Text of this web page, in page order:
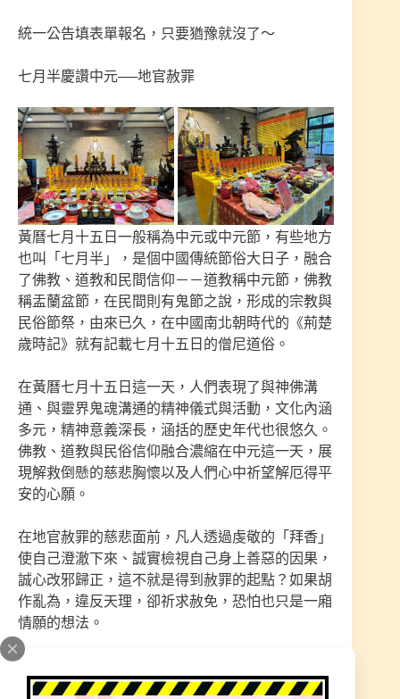
統一公告填表單報名，只要猶豫就沒了～
七月半慶讚中元──地官赦罪
黃曆七月十五日一般稱為中元或中元節，有些地方
也叫「七月半」，是個中國傳統節俗大日子，融合
了佛教、道教和民間信仰－－道教稱中元節，佛教
稱盂蘭盆節，在民間則有鬼節之說，形成的宗教與
民俗節祭，由來已久，在中國南北朝時代的《荊楚
歲時記》就有記載七月十五日的僧尼道俗。
在黃曆七月十五日這一天，人們表現了與神佛溝
通、與靈界鬼魂溝通的精神儀式與活動，文化內涵
多元，精神意義深長，涵括的歷史年代也很悠久。
佛教、道教與民俗信仰融合濃縮在中元這一天，展
現解救倒懸的慈悲胸懷以及人們心中祈望解厄得平
安的心願。
在地官赦罪的慈悲面前，凡人透過虔敬的「拜香」
使自己澄澈下來、誠實檢視自己身上善惡的因果，
誠心改邪歸正，這不就是得到赦罪的起點？如果胡
作亂為，違反天理，卻祈求赦免，恐怕也只是一廂
情願的想法。
地官名為中元二品赦罪地官清虛大帝，隸屬上清
境。地官由元洞混靈之氣和極黃之精結成，總主五